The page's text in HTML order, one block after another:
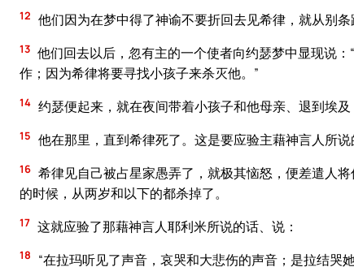
12 他们因为在梦中得了神谕不要折回去见希律，就从别条
13 他们回去以后，忽有主的一个使者向约瑟梦中显现说
作；因为希律将要寻找小孩子来杀灭他。”
14 约瑟便起来，就在夜间带着小孩子和他母亲、退到埃及
15 他在那里，直到希律死了。这是要应验主藉神言人所
16 希律见自己被占星家愚弄了，就极其恼怒，便差遣人
的时候，从两岁和以下的都杀掉了。
17 这就应验了那藉神言人耶利米所说的话、说：
18 “在拉玛听见了声音，哀哭和大悲伤的声音；是拉结哭